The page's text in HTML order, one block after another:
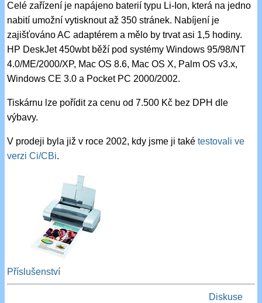
Celé zařízení je napájeno baterií typu Li-Ion, která na jedno
nabití umožní vytisknout až 350 stránek. Nabíjení je
zajišťováno AC adaptérem a mělo by trvat asi 1,5 hodiny.
HP DeskJet 450wbt běží pod systémy Windows 95/98/NT
4.0/ME/2000/XP, Mac OS 8.6, Mac OS X, Palm OS v3.x,
Windows CE 3.0 a Pocket PC 2000/2002.
Tiskárnu lze pořídit za cenu od 7.500 Kč bez DPH dle
výbavy.
V prodeji byla již v roce 2002, kdy jsme ji takétestovali ve
verzi Ci/CBi.
Příslušenství
Diskuse